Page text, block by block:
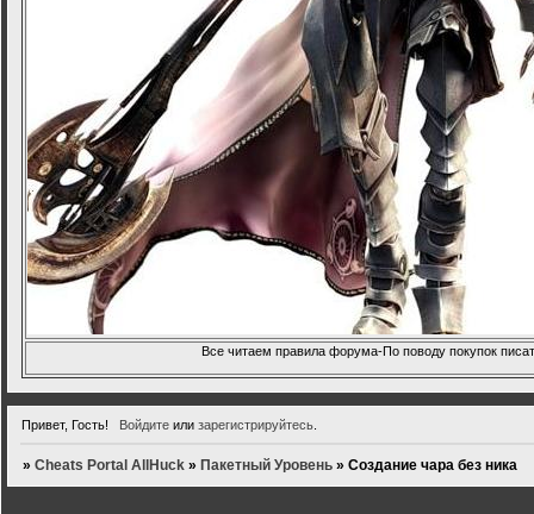
Все читаем правила форума-По поводу покупок
Привет, Гость! Войдитеили зарегистрируйтесь.
»Cheats Portal AllHuck » Пакетный Уровень »Создание чара без ника